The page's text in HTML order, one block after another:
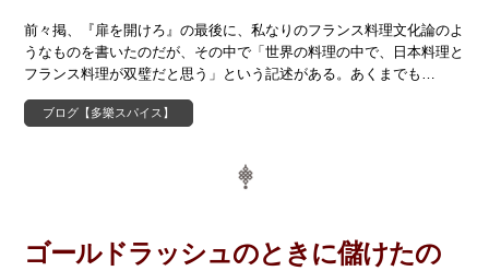
前々掲、『扉を開けろ』の最後に、私なりのフランス料理文化論のよ
うなものを書いたのだが、その中で「世界の料理の中で、日本料理と
フランス料理が双璧だと思う」という記述がある。あくまでも…
ブログ【多樂スパイス】
ゴールドラッシュのときに儲けたの